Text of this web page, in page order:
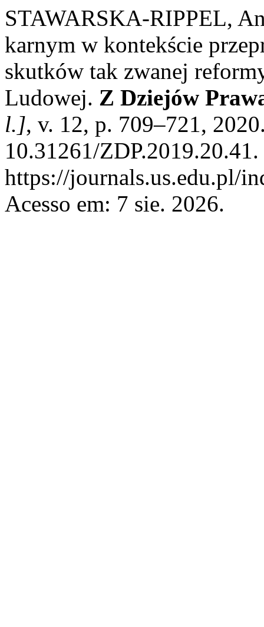
STAWARSKA-RIPPEL,
karnym w kontekście
skutków tak zwanej
Ludowej. Z Dziejów
l.], v. 12, p. 709–721,
10.31261/
https://journals.us.edu.pl/
Acesso em: 7 sie. 2026.